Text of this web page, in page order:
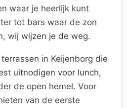
waar je heerlijk kunt
tot bars waar de zon
wij wijzen je de weg.
in Keijenborg die
uitnodigen voor lunch,
de open hemel. Voor
van de eerste